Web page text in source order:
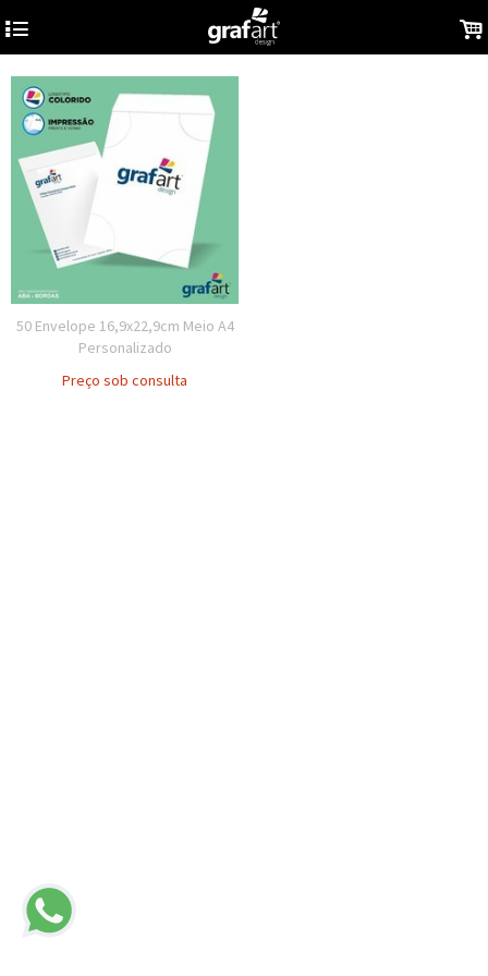
4 .
50 Envelope 16,9x22,9cm Meio A4
Personalizado
Preço sob consulta